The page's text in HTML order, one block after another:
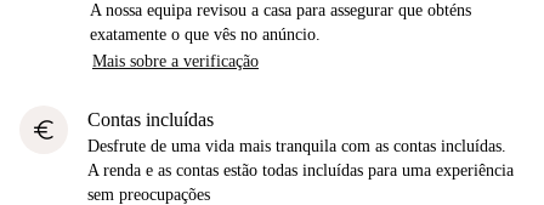
A nossa equipa revisou a casa para assegurar que obténs
exatamente o que vês no anúncio.
Mais sobre a verificação
euro Contas incluídas
Desfrute de uma vida mais tranquila com as contas incluídas.
A renda e as contas estão todas incluídas para uma experiência
sem preocupações